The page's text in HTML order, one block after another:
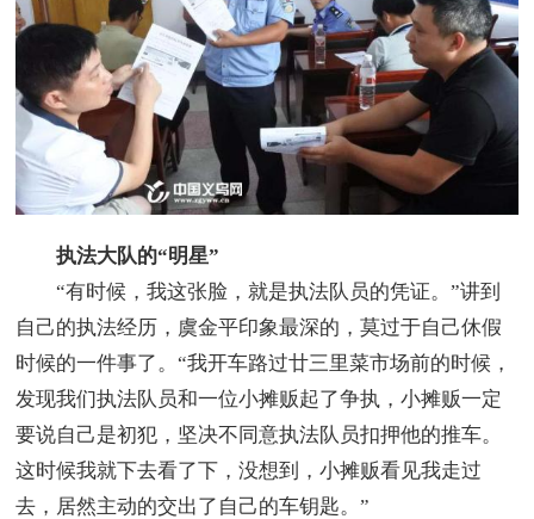
执法大队的“明星”
“有时候，我这张脸，就是执法队员的凭证。”讲到
自己的执法经历，虞金平印象最深的，莫过于自己休假
时候的一件事了。“我开车路过廿三里菜市场前的时候，
发现我们执法队员和一位小摊贩起了争执，小摊贩一定
要说自己是初犯，坚决不同意执法队员扣押他的推车。
这时候我就下去看了下，没想到，小摊贩看见我走过
去，居然主动的交出了自己的车钥匙。”